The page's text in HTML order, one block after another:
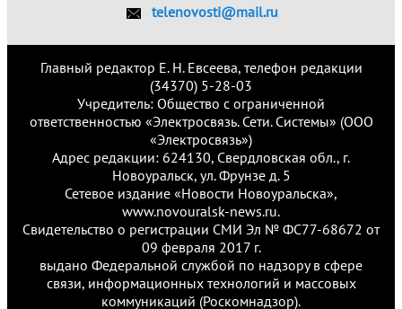
telenovosti@mail.ru
Главный редактор Е. Н. Евсеева, телефон редакции
(34370) 5-28-03
Учредитель: Общество с ограниченной
ответственностью «Электросвязь. Сети. Системы» (ООО
«Электросвязь»)
Адрес редакции: 624130, Свердловская обл., г.
Новоуральск, ул. Фрунзе д. 5
Сетевое издание «Новости Новоуральска»,
www.novouralsk-news.ru.
Свидетельство о регистрации СМИ Эл № ФС77-68672 от
09 февраля 2017 г.
выдано Федеральной службой по надзору в сфере
связи, информационных технологий и массовых
коммуникаций (Роскомнадзор).